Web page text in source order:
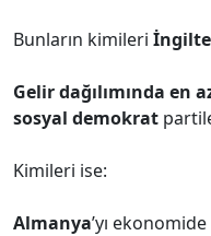
Bunların kimileri
Gelir dağılımında en
sosyal demokrat
Kimileri ise:
Almanya’yı